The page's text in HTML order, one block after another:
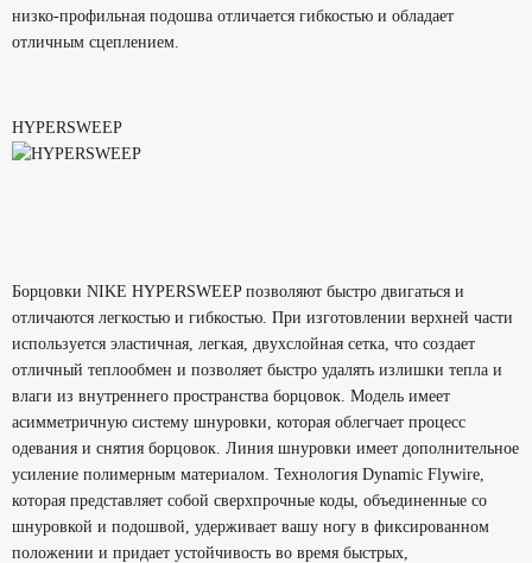
низко-профильная подошва отличается гибкостью и обладает
отличным сцеплением.
HYPERSWEEP
Борцовки NIKE HYPERSWEEP позволяют быстро двигаться и
отличаются легкостью и гибкостью. При изготовлении верхней части
используется эластичная, легкая, двухслойная сетка, что создает
отличный теплообмен и позволяет быстро удалять излишки тепла и
влаги из внутреннего пространства борцовок. Модель имеет
асимметричную систему шнуровки, которая облегчает процесс
одевания и снятия борцовок. Линия шнуровки имеет дополнительное
усиление полимерным материалом. Технология Dynamic Flywire,
которая представляет собой сверхпрочные коды, объединенные со
шнуровкой и подошвой, удерживает вашу ногу в фиксированном
положении и придает устойчивость во время быстрых,